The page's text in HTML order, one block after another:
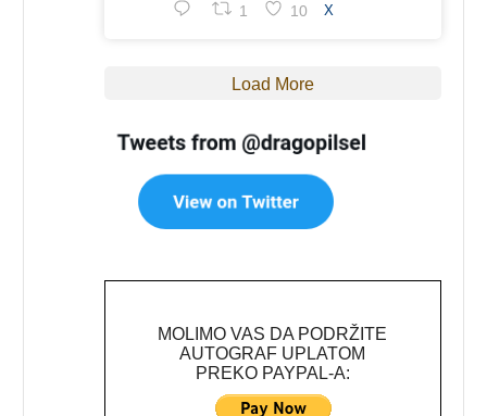
1 10 X
Load More
MOLIMO VAS DA PODRŽITE
AUTOGRAF UPLATOM
PREKO PAYPAL-A: